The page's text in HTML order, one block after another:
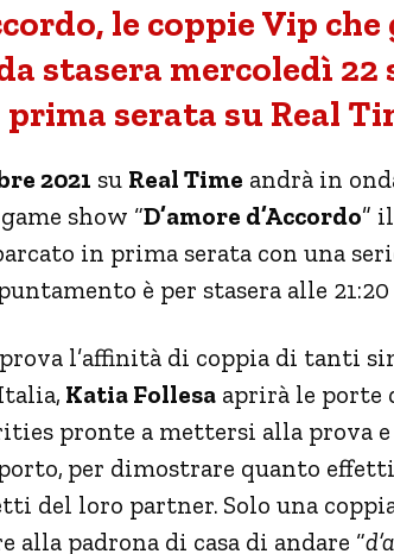
le coppie Vip
stasera mercoledì 22
prima serata su Real
2021 su Real Time andrà in
show “D’amore d’Accordo”
in prima serata con una
è per stasera alle
prova l’affinità di coppia di tanti
Katia Follesa aprirà le porte
pronte a mettersi alla prova
per dimostrare quanto
del loro partner. Solo una
alla padrona di casa di andare “